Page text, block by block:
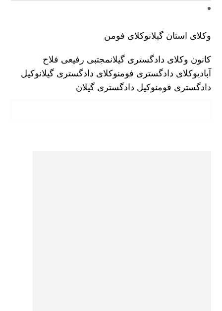
وکلای استان گیلانوکلای فومن
کانون وکلای دادگستری گیلانمجتبی رفیعی فلاح
آبادیوکلای دادگستری فومنوکلای دادگستری گیلانوکیل
دادگستری فومنوکیل دادگستری گیلان